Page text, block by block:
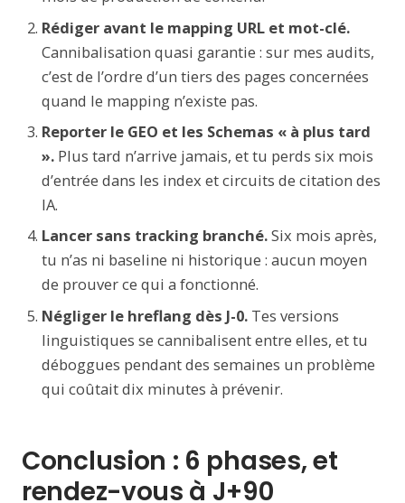
Rédiger avant le mapping URL et mot-clé.
Cannibalisation quasi garantie : sur mes audits,
c’est de l’ordre d’un tiers des pages concernées
quand le mapping n’existe pas.
Reporter le GEO et les Schemas « à plus tard
». Plus tard n’arrive jamais, et tu perds six mois
d’entrée dans les index et circuits de citation des
IA.
Lancer sans tracking branché.Six mois après,
tu n’as ni baseline ni historique : aucun moyen
de prouver ce qui a fonctionné.
Négliger le hreflang dès J-0. Tes versions
linguistiques se cannibalisent entre elles, et tu
déboggues pendant des semaines un problème
qui coûtait dix minutes à prévenir.
Conclusion : 6 phases, et
rendez-vous à J+90